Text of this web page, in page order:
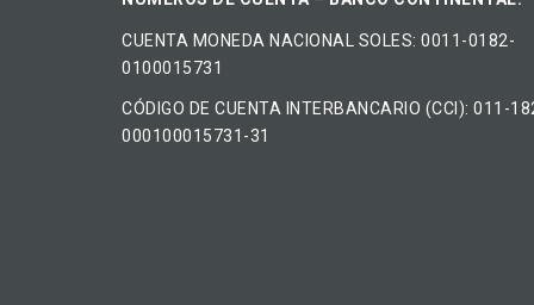
CUENTA MONEDA NACIONAL​ ​SOLES​: 0011-0182-
0100015731
CÓDIGO DE CUENTA INTERBANCARIO (CCI): 011-
000100015731-31